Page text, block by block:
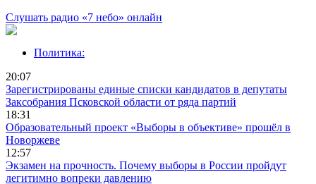
Слушать радио «7 небо» онлайн
Политика:
20:07
Зарегистрированы единые списки кандидатов в депутаты
Заксобрания Псковской области от ряда партий
18:31
Образовательный проект «Выборы в объективе» прошёл в
Новоржеве
12:57
Экзамен на прочность. Почему выборы в России пройдут
легитимно вопреки давлению